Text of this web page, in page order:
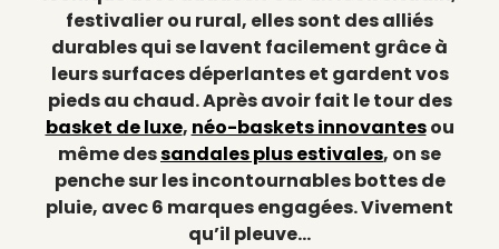
festivalier ou rural, elles sont des alliés
durables qui se lavent facilement grâce à
leurs surfaces déperlantes et gardent vos
pieds au chaud. Après avoir fait le tour des
basket de luxe, néo-baskets innovantesou
même dessandales plus estivales, on se
penche sur les incontournables bottes de
pluie, avec 6 marques engagées. Vivement
qu’il pleuve…